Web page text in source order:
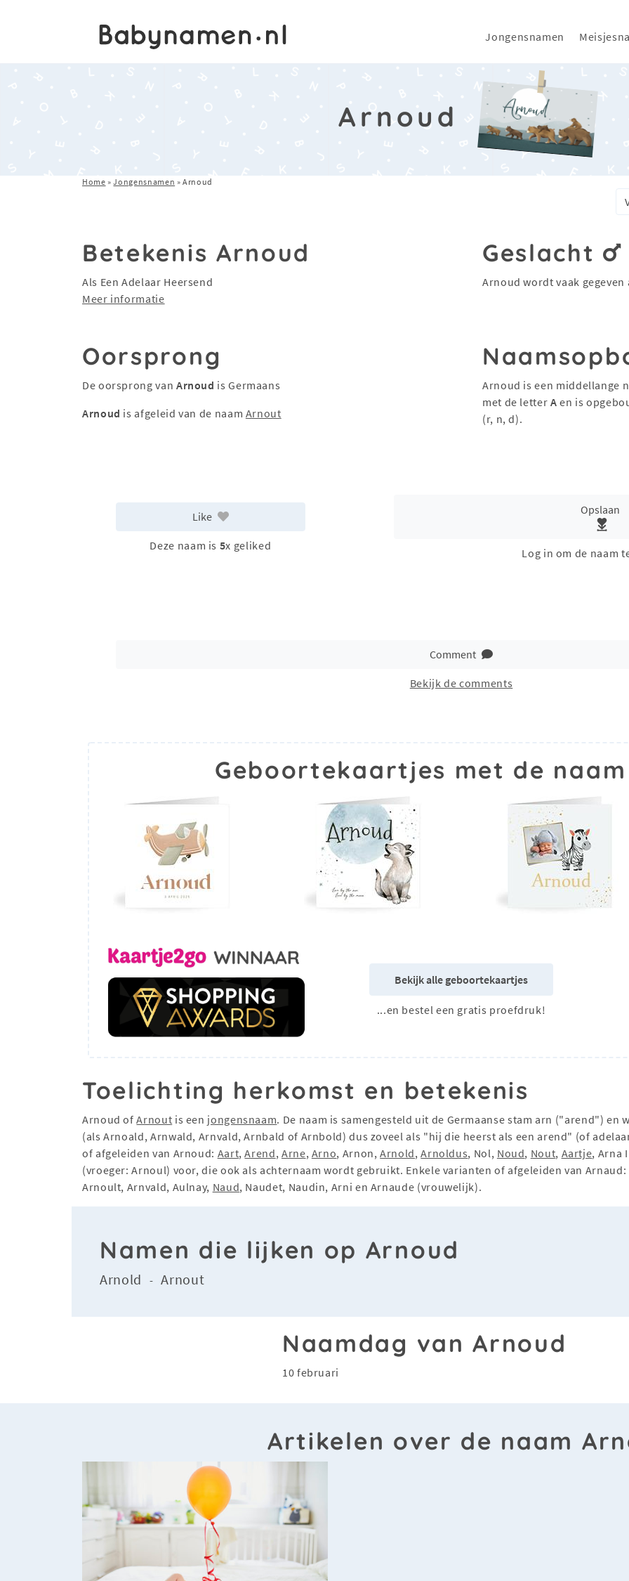
Jongensnamen
Arnoud
Home »Jongensnamen »Arnoud
Betekenis Arnoud
Als Een Adelaar Heersend
Meer informatie
Geslacht
Arnoud wordt vaak
Oorsprong
De oorsprong van Arnoud is Germaans
Arnoud is afgeleid van de naam Arnout
Arnoud is een middellange
met de letter A en is
(r, n, d).
Like
Deze naam is 5x geliked
Opslaan
Log in om de naam
Comment
Bekijk de comments
Geboortekaartjes met de
Bekijk alle geboortekaartjes
...en bestel een gratis proefdruk!
Toelichting herkomst en betekenis
Arnoud ofArnout is een jongensnaam. De naam is samengesteld uit de Germaanse stam arn ("arend")
(als Arnoald, Arnwald, Arnvald, Arnbald of Arnbold) dus zoveel als "hij die heerst als een arend" (of
of afgeleiden van Arnoud: Aart,Arend, Arne, Arno, Arnon,Arnold,Arnoldus, Nol, Noud, Nout, Aartje, Arna
(vroeger: Arnoul) voor, die ook als achternaam wordt gebruikt. Enkele varianten of afgeleiden van
Arnoult, Arnvald, Aulnay, Naud, Naudet, Naudin, Arni en Arnaude (vrouwelijk).
Namen die lijken op Arnoud
Arnold -Arnout
Naamdag van Arnoud
10 februari
Artikelen over de naam